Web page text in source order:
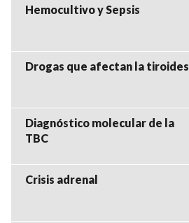
Hemocultivo y Sepsis
Drogas que afectan la tiroides
Diagnóstico molecular de la
TBC
Crisis adrenal